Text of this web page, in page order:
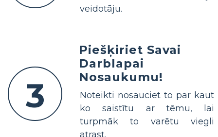
veidotāju.
3
Piešķiriet Savai
Darblapai
Nosaukumu!
Noteikti nosauciet to par kaut
ko saistītu ar tēmu, lai
turpmāk to varētu viegli
atrast.